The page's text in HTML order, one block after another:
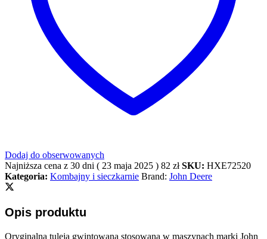
Dodaj do obserwowanych
Najniższa cena z 30 dni ( 23 maja 2025 ) 82 zł SKU: HXE72520
Kategoria: Kombajny i sieczkarnie Brand: John Deere
Opis produktu
Oryginalna tuleja gwintowana stosowana w maszynach marki John